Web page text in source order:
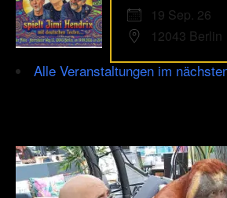
19 Sep. 26
12043 Berlin
Alle Veranstaltungen im